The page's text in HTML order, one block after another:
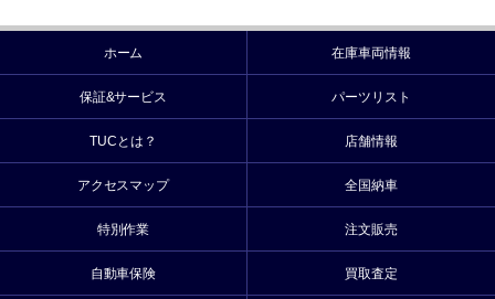
ホーム 在庫車両情報
保証&サービス パーツリスト
TUCとは？ 店舗情報
アクセスマップ 全国納車
特別作業 注文販売
自動車保険 買取査定